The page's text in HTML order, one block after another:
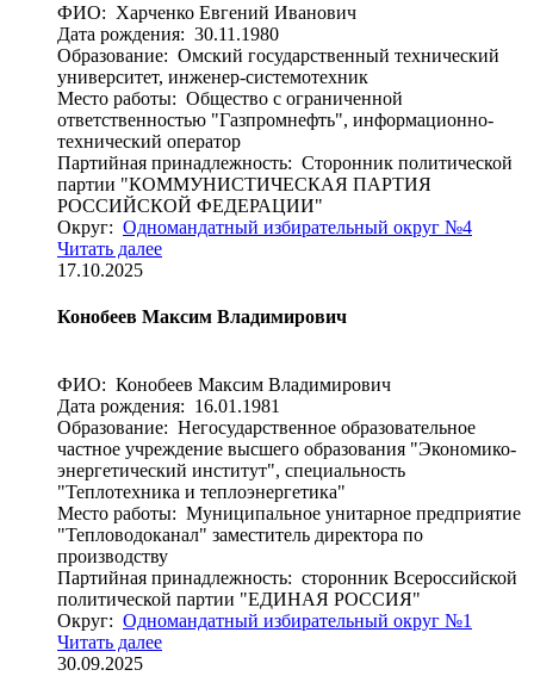
ФИО: Харченко Евгений Иванович
Дата рождения: 30.11.1980
Образование: Омский государственный технический
университет, инженер-системотехник
Место работы: Общество с ограниченной
ответственностью "Газпромнефть", информационно-
технический оператор
Партийная принадлежность: Сторонник политической
партии "КОММУНИСТИЧЕСКАЯ ПАРТИЯ
РОССИЙСКОЙ ФЕДЕРАЦИИ"
Округ: Одномандатный избирательный округ №4
Читать далее
17.10.2025
Конобеев Максим Владимирович
ФИО: Конобеев Максим Владимирович
Дата рождения: 16.01.1981
Образование: Негосударственное образовательное
частное учреждение высшего образования "Экономико-
энергетический институт", специальность
"Теплотехника и теплоэнергетика"
Место работы: Муниципальное унитарное предприятие
"Тепловодоканал" заместитель директора по
производству
Партийная принадлежность: сторонник Всероссийской
политической партии "ЕДИНАЯ РОССИЯ"
Округ: Одномандатный избирательный округ №1
Читать далее
30.09.2025